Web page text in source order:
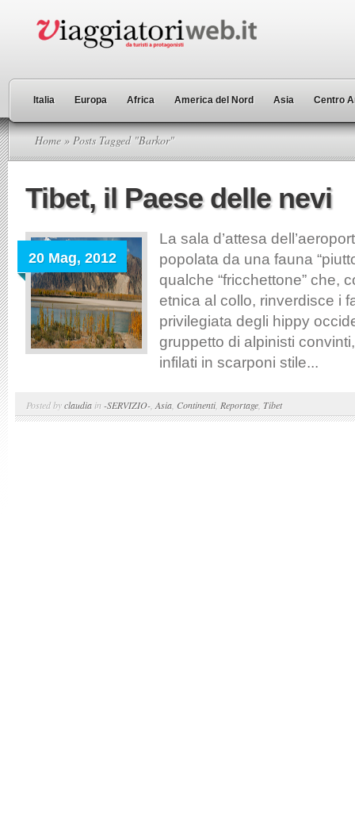
Italia Europa Africa America del Nord Asia Centro
Home » Posts Tagged "Barkor"
Tibet, il Paese delle nevi
20 Mag, 2012
La sala d’attesa
popolata da una fauna
qualche “fricchettone” che,
etnica al collo, rinverdisce i
privilegiata degli hippy
gruppetto di alpinisti
infilati in scarponi stile...
Posted byclaudia in -SERVIZIO- Asia Continenti, Reportage Tibet